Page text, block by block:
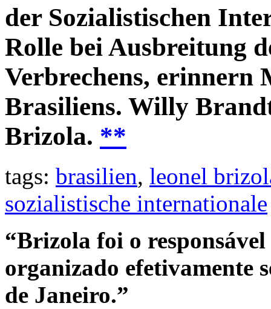
der Sozialistischen
Rolle bei Ausbreitung
Verbrechens, erinnern
Brasiliens. Willy
Brizola. **
tags: brasilien, leonel
sozialistische internationale
“Brizola foi o
organizado efetivamente
de Janeiro.”